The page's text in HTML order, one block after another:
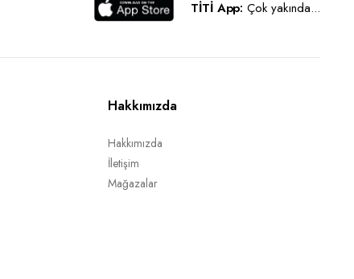
TİTİ App: Çok yakında...
Hakkımızda
Hakkımızda
İletişim
Mağazalar